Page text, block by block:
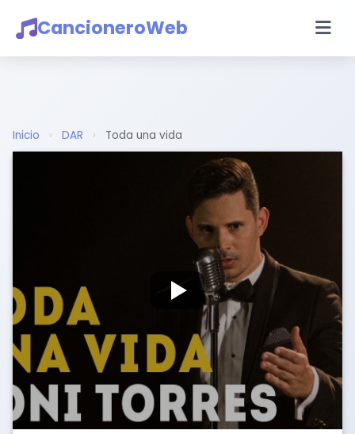
CancioneroWeb
Inicio › DAR › Toda una vida